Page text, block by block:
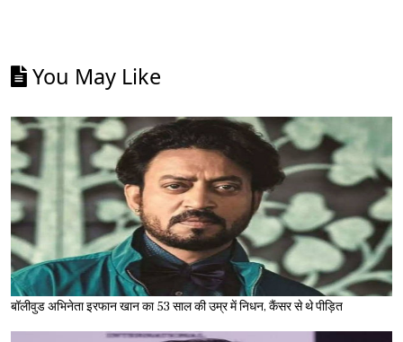
You May Like
बॉलीवुड अभिनेता इरफान खान का 53 साल की उम्र में निधन, कैंसर से थे पीड़ित